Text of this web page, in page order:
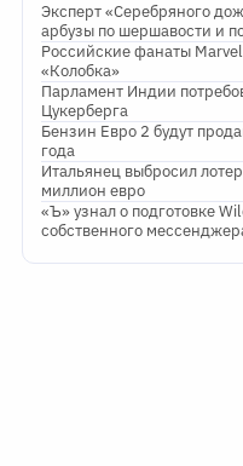
Эксперт «Серебряного
арбузы по шершавости и
Российские фанаты
«Колобка»
Парламент Индии
Цукерберга
Бензин Евро 2 будут
года
Итальянец выбросил
миллион евро
«Ъ» узнал о подготовке
собственного